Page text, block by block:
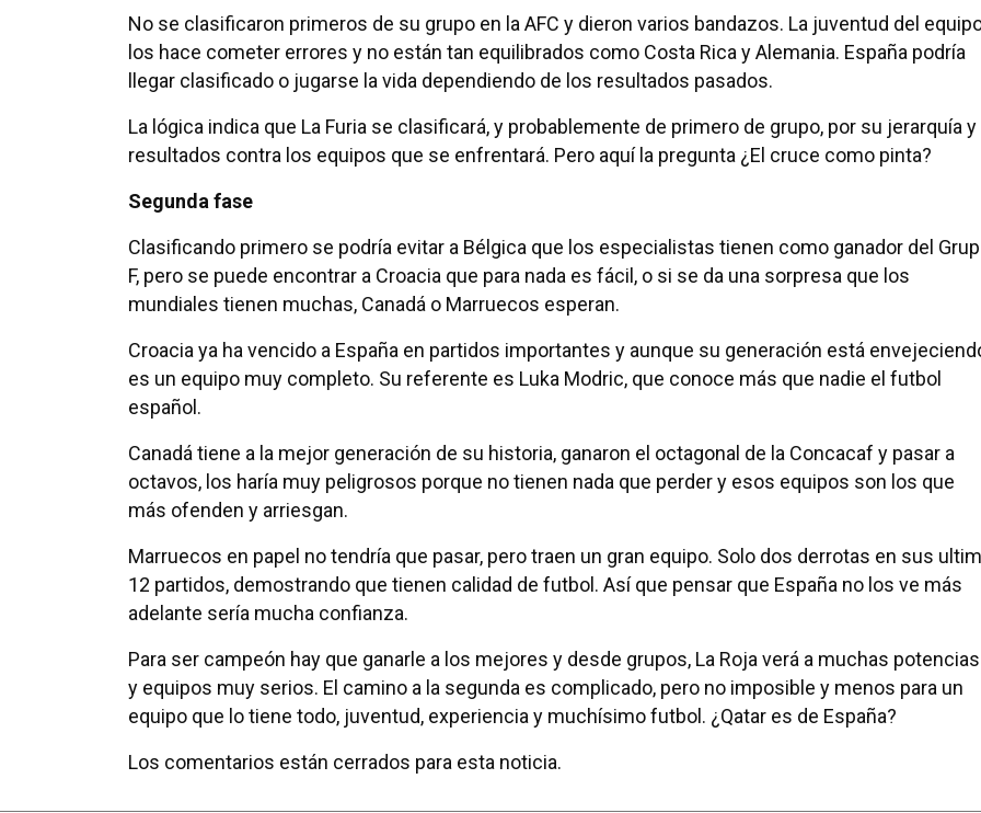
No se clasificaron primeros de su grupo en la AFC y dieron varios bandazos. La juventud del
los hace cometer errores y no están tan equilibrados como Costa Rica y Alemania. España podría
llegar clasificado o jugarse la vida dependiendo de los resultados pasados.
La lógica indica que La Furia se clasificará, y probablemente de primero de grupo, por su jerarquía y
resultados contra los equipos que se enfrentará. Pero aquí la pregunta ¿El cruce como pinta?
Segunda fase
Clasificando primero se podría evitar a Bélgica que los especialistas tienen como ganador del
F, pero se puede encontrar a Croacia que para nada es fácil, o si se da una sorpresa que los
mundiales tienen muchas, Canadá o Marruecos esperan.
Croacia ya ha vencido a España en partidos importantes y aunque su generación está
es un equipo muy completo. Su referente es Luka Modric, que conoce más que nadie el futbol
español.
Canadá tiene a la mejor generación de su historia, ganaron el octagonal de la Concacaf y pasar a
octavos, los haría muy peligrosos porque no tienen nada que perder y esos equipos son los que
más ofenden y arriesgan.
Marruecos en papel no tendría que pasar, pero traen un gran equipo. Solo dos derrotas en sus
12 partidos, demostrando que tienen calidad de futbol. Así que pensar que España no los ve más
adelante sería mucha confianza.
Para ser campeón hay que ganarle a los mejores y desde grupos, La Roja verá a muchas potencias
y equipos muy serios. El camino a la segunda es complicado, pero no imposible y menos para un
equipo que lo tiene todo, juventud, experiencia y muchísimo futbol. ¿Qatar es de España?
Los comentarios están cerrados para esta noticia.